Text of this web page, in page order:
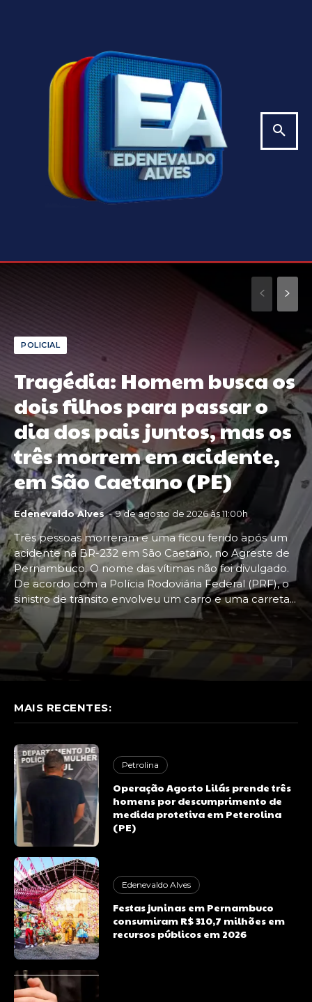
POLICIAL
Tragédia: Homem busca os
dois filhos para passar o
dia dos pais juntos, mas os
três morrem em acidente,
em São Caetano (PE)
Edenevaldo Alves - 9 de agosto de 2026 às 11:00h
Três pessoas morreram e uma ficou ferido após um
acidente na BR-232 em São Caetano, no Agreste de
Pernambuco. O nome das vítimas não foi divulgado.
De acordo com a Polícia Rodoviária Federal (PRF), o
sinistro de trânsito envolveu um carro e uma carreta...
MAIS RECENTES:
Petrolina
Operação Agosto Lilás prende três
homens por descumprimento de
medida protetiva em Peterolina
(PE)
Edenevaldo Alves
Festas juninas em Pernambuco
consumiram R$ 310,7 milhões em
recursos públicos em 2026